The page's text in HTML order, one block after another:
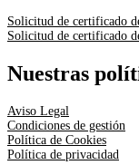
Solicitud de certificado
Solicitud de certificado
Nuestras
Aviso Legal
Condiciones de gestión
Política de Cookies
Política de privacidad